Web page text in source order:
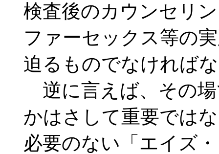
検査後のカウンセリ
ファーセックス等の
迫るものでなければ
逆に言えば、その
かはさして重要では
必要のない「エイズ